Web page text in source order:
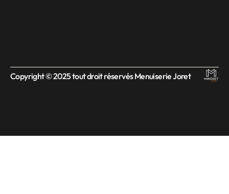
Copyright © 2025 tout droit réservés Menuiserie Joret